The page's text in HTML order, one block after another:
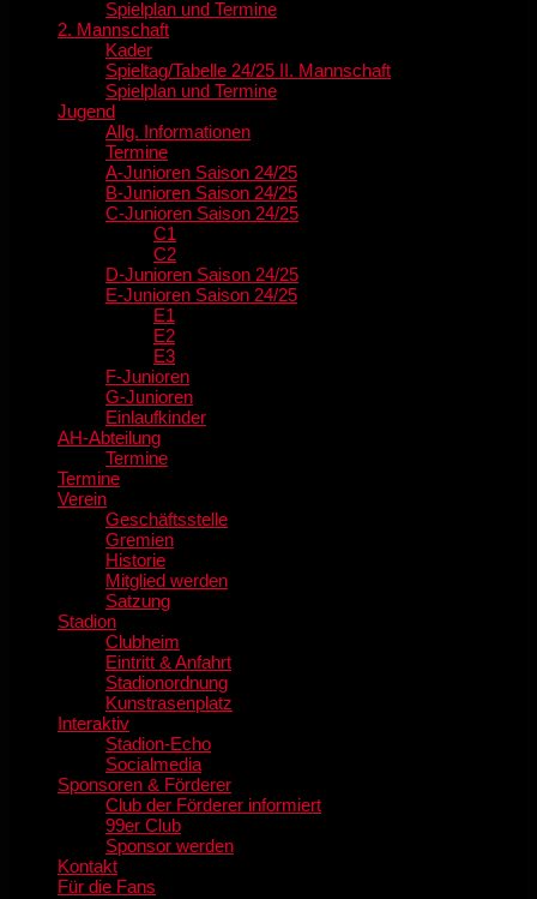
Spielplan und Termine
2. Mannschaft
Kader
Spieltag/Tabelle 24/25 II. Mannschaft
Spielplan und Termine
Jugend
Allg. Informationen
Termine
A-Junioren Saison 24/25
B-Junioren Saison 24/25
C-Junioren Saison 24/25
C1
C2
D-Junioren Saison 24/25
E-Junioren Saison 24/25
E1
E2
E3
F-Junioren
G-Junioren
Einlaufkinder
AH-Abteilung
Termine
Termine
Verein
Geschäftsstelle
Gremien
Historie
Mitglied werden
Satzung
Stadion
Clubheim
Eintritt & Anfahrt
Stadionordnung
Kunstrasenplatz
Interaktiv
Stadion-Echo
Socialmedia
Sponsoren & Förderer
Club der Förderer informiert
99er Club
Sponsor werden
Kontakt
Für die Fans